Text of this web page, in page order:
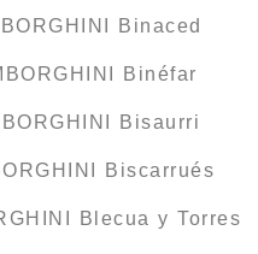
Binaced
Binéfar
Bisaurri
Biscarrués
Blecua y Torres